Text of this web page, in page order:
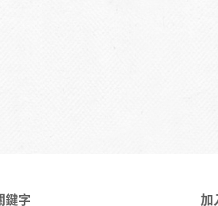
加
鍵字